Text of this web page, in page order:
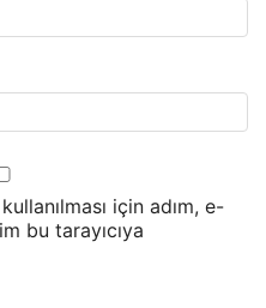
için adım, e-
bu tarayıcıya